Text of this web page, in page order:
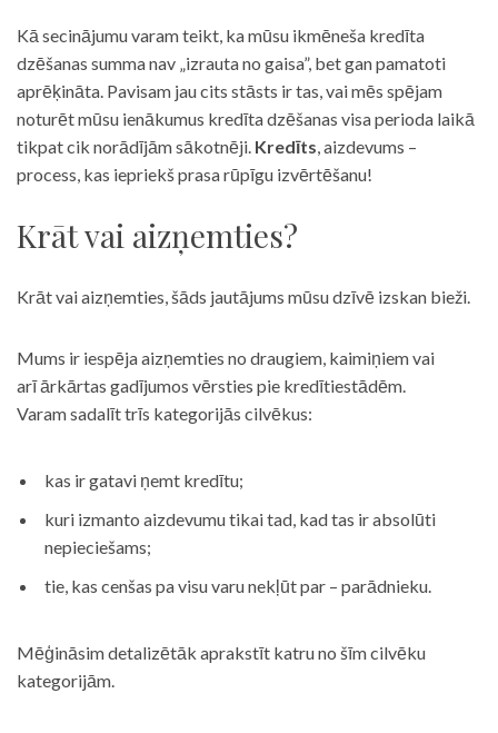
Kā secinājumu varam teikt, ka mūsu ikmēneša kredīta
dzēšanas summa nav „izrauta no gaisa”, bet gan pamatoti
aprēķināta. Pavisam jau cits stāsts ir tas, vai mēs spējam
noturēt mūsu ienākumus kredīta dzēšanas visa perioda laikā
tikpat cik norādījām sākotnēji. Kredīts, aizdevums –
process, kas iepriekš prasa rūpīgu izvērtēšanu!
Krāt vai aizņemties?
Krāt vai aizņemties, šāds jautājums mūsu dzīvē izskan bieži.
Mums ir iespēja aizņemties no draugiem, kaimiņiem vai
arī ārkārtas gadījumos vērsties pie kredītiestādēm.
Varam sadalīt trīs kategorijās cilvēkus:
kas ir gatavi ņemt kredītu;
kuri izmanto aizdevumu tikai tad, kad tas ir absolūti
nepieciešams;
tie, kas cenšas pa visu varu nekļūt par – parādnieku.
Mēģināsim detalizētāk aprakstīt katru no šīm cilvēku
kategorijām.